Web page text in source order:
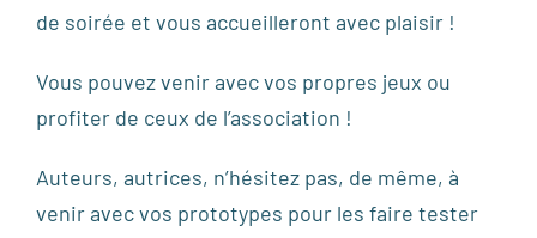
de soirée et vous accueilleront avec plaisir !
Vous pouvez venir avec vos propres jeux ou
profiter de ceux de l’association !
Auteurs, autrices, n’hésitez pas, de même, à
venir avec vos prototypes pour les faire tester